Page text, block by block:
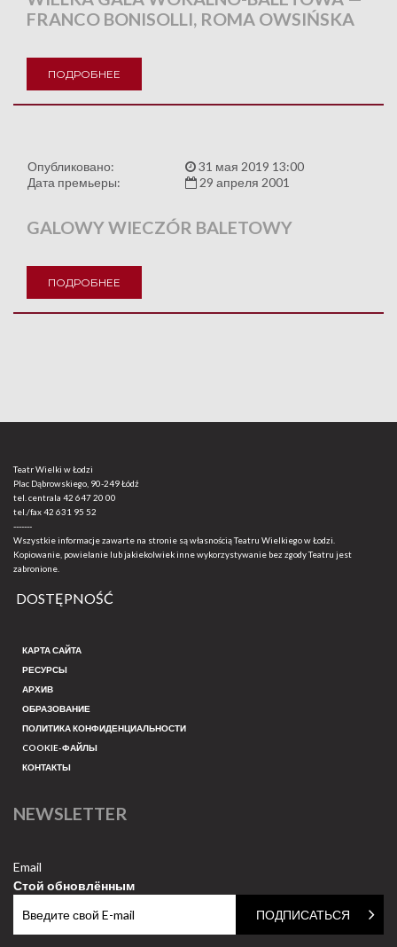
FRANCO BONISOLLI, ROMA OWSIŃSKA
ПОДРОБНЕЕ
Опубликовано:
31 мая 2019 13:00
Дата премьеры:
29 апреля 2001
GALOWY WIECZÓR BALETOWY
ПОДРОБНЕЕ
Teatr Wielki w Łodzi
Plac Dąbrowskiego, 90-249 Łódź
tel. centrala 42 647 20 00
tel./fax42 631 95 52
-------
Wszystkie informacje zawarte na stronie są własnością Teatru Wielkiego w Łodzi.
Kopiowanie, powielanie lub jakiekolwiek inne wykorzystywanie bez zgody Teatru jest
zabronione.
DOSTĘPNOŚĆ
КАРТА САЙТА
РЕСУРСЫ
АРХИВ
ОБРАЗОВАНИЕ
ПОЛИТИКА КОНФИДЕНЦИАЛЬНОСТИ
COOKIE-ФАЙЛЫ
КОНТАКТЫ
NEWSLETTER
Email
Стой обновлённым